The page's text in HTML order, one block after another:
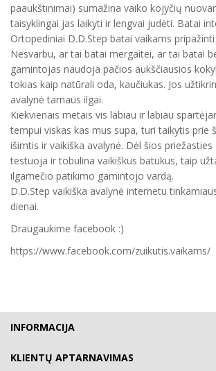
paaukštinimai) sumažina vaiko kojyčių
taisyklingai jas laikyti ir lengvai judėti. Batai
Ortopediniai D.D.Step batai vaikams
Nesvarbu, ar tai batai mergaitei, ar tai batai
gamintojas naudoja pačios aukščiausios
tokias kaip natūrali oda, kaučiukas. Jos
avalynė tarnaus ilgai.
Kiekvienais metais vis labiau ir labiau
tempui viskas kas mus supa, turi taikytis prie
išimtis ir vaikiška avalynė. Dėl šios
testuoja ir tobulina vaikiškus batukus, taip
ilgamečio patikimo gamintojo vardą.
D.D.Step vaikiška avalynė internetu
dienai.
Draugaukime facebook :)
https://www.facebook.com/zuikutis.vaikams/
INFORMACIJA
KLIENTŲ APTARNAVIMAS